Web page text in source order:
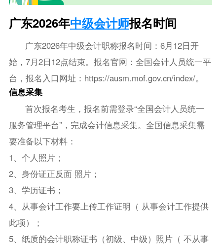
广东2026年中级会计师报名时间
广东2026年中级会计职称报名时间：6月12日开
始，7月2日12点结束。报名官网：全国会计人员统一平
台，报名入口网址：https://ausm.mof.gov.cn/index/。
信息采集
首次报名考生，报名前需登录“全国会计人员统一
服务管理平台”，完成会计信息采集。全国信息采集需
要准备以下材料：
1、个人照片；
2、身份证正反面 照片；
3、学历证书；
4、从事会计工作要上传工作证明（ 从事会计工作提供
此项）；
5、纸质的会计职称证书（初级、中级）照片（ 不从事